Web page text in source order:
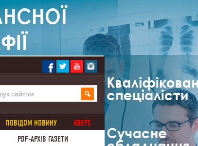
ПОВІДОМ НОВИНУ
АВЕРС
PDF-АРХІВ ГАЗЕТИ